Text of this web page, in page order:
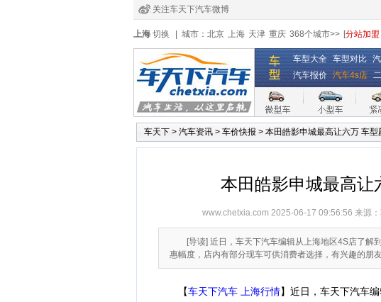
关注车天下汽车微博
经销商登录
注册 全国4s店
上海 切换 城市： 北京 上海 天津 重庆 368个城市>> [分站加盟
车型大全 车型对比
汽车报价 汽车4s店
车天下 > 汽车资讯 > 车价快报 > 本田皓影申城最高让六万 车型
本田皓影申城最高让
www.chetxia.com 2025-06-17 09:56:56 来源：
[导读] 近日，车天下汽车编辑从上海地区4S店了
惠幅度，店内有部分现车可供消费者选择，有兴趣的朋
【车天下汽车 上海行情】近日，车天下汽车